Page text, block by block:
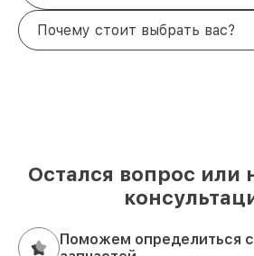
Почему стоит выбрать вас?
Остался вопрос или
Поможем определиться